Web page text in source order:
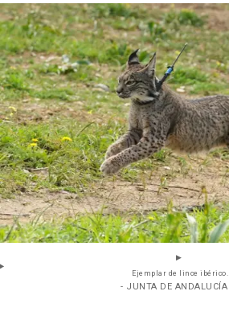
Ejemplar de lince ibérico.
- JUNTA DE ANDALUCÍA